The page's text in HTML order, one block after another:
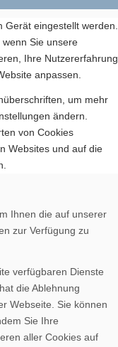
eingestellt werden.
Sie unsere
Ihre Nutzererfahrung
anpassen.
um mehr
ändern.
von Cookies
Websites und auf die
Ihnen die auf unserer
zur Verfügung zu
verfügbaren Dienste
die Ablehnung
Webseite. Sie können
Sie Ihre
aller Cookies auf